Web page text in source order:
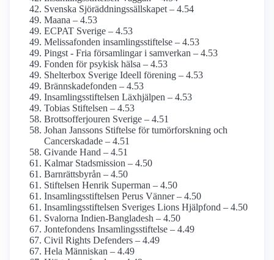
Svenska Sjöräddnings­sällskapet – 4.54
Maana – 4.53
ECPAT Sverige – 4.53
Melissafonden insamlings­stiftelse – 4.53
Pingst - Fria församlingar i samverkan – 4.53
Fonden för psykisk hälsa – 4.53
Shelterbox Sverige Ideell förening – 4.53
Brännskadefonden – 4.53
Insamlings­stiftelsen Läxhjälpen – 4.53
Tobias Stiftelsen – 4.53
Brottsoffer­jouren Sverige – 4.51
Johan Janssons Stiftelse för tumör­forskning och
Cancer­skadade – 4.51
Givande Hand – 4.51
Kalmar Stads­mission – 4.50
Barnrättsbyrån – 4.50
Stiftelsen Henrik Superman – 4.50
Insamlings­stiftelsen Perus Vänner – 4.50
Insamlings­stiftelsen Sveriges Lions Hjälpfond – 4.50
Svalorna Indien-Bangladesh – 4.50
Jontefondens Insamlings­stiftelse – 4.49
Civil Rights Defenders – 4.49
Hela Människan – 4.49